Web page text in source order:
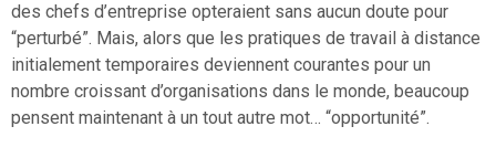
des chefs d’entreprise opteraient sans aucun doute pour
“perturbé”. Mais, alors que les pratiques de travail à distance
initialement temporaires deviennent courantes pour un
nombre croissant d’organisations dans le monde, beaucoup
pensent maintenant à un tout autre mot… “opportunité”.